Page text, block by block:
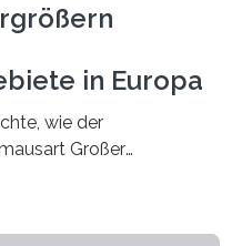
in Europa
wie der
Großer
vorhersagen lässt, in